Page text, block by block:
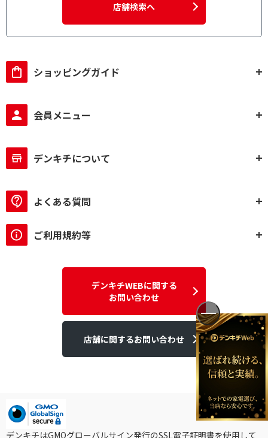
店舗検索へ
ショッピングガイド
会員メニュー
デンキチについて
よくある質問
ご利用規約等
デンキチWEBに関する
お問い合わせ
店舗に関するお問い合わせ
デンキチはGMOグローバルサイン発行のSSL電子証明書を使用して